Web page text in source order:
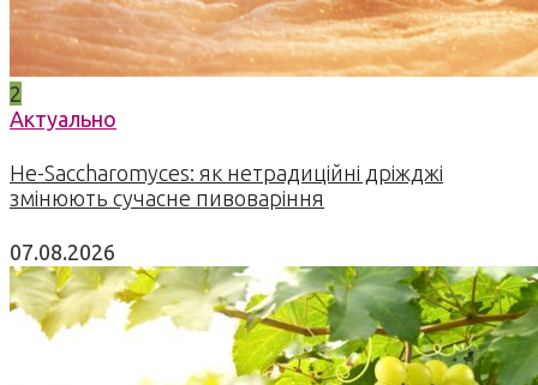
2
Актуально
Не-Saccharomyces: як нетрадиційні дріжджі
змінюють сучасне пивоваріння
07.08.2026